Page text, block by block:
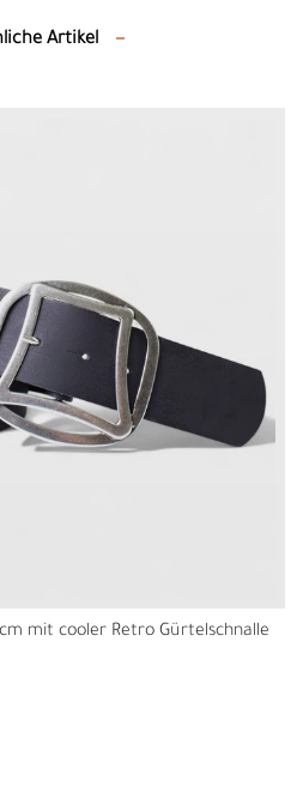
Artikel
mit cooler Retro Gürtelschnalle